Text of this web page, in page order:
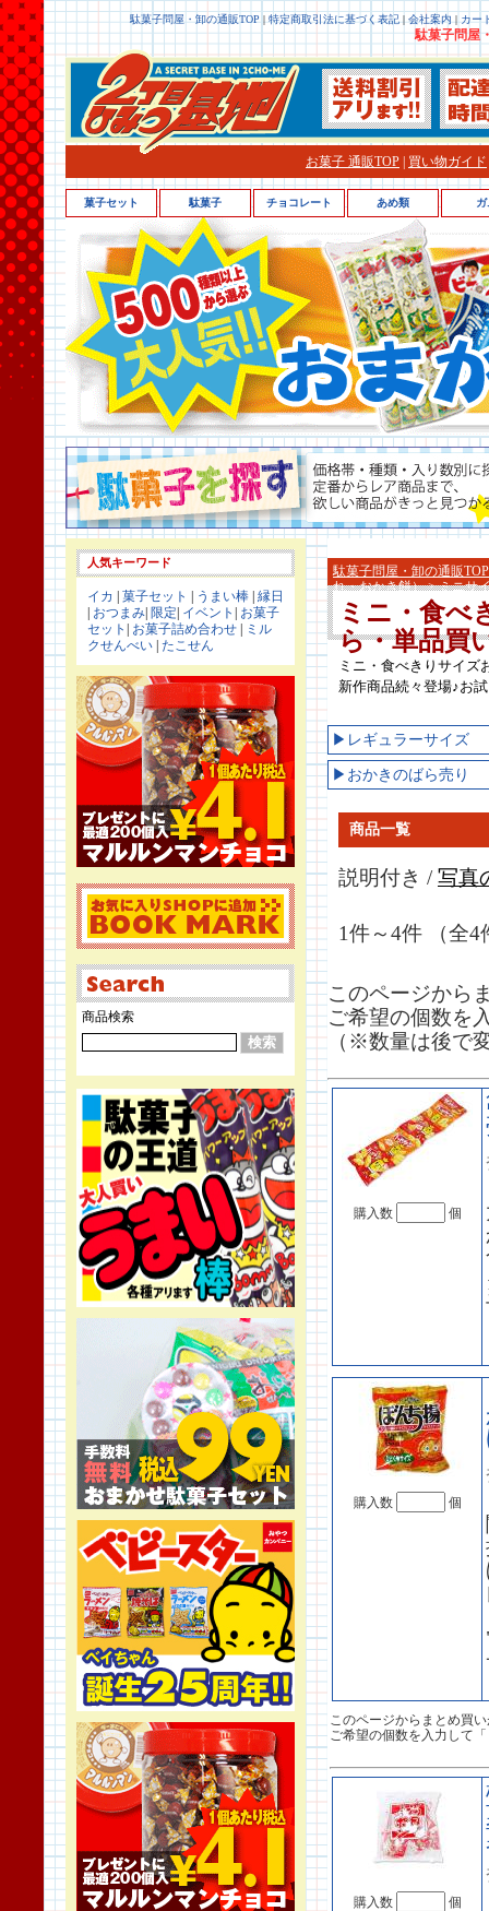
駄菓子問屋・卸の通販TOP | 特定商取引法に基づく表記 | 会社案内 | カー
駄菓子問屋
お菓子 通販TOP 買い物ガイド
人気キーワード
イカ 菓子セット うまい棒 縁日
おつまみ 限定 イベント
お菓子
セット
お菓子詰め合わせ
ミル
クせんべい たこせん
商品検索
駄菓子問屋・卸の通販TOP
れ・おかき餅）> ミニサ
ミニ・食べ
ら・単品買
ミニ・食べきりサイズ
新作商品続々登場♪お
▶レギュラーサイズ
▶おかきのばら売り
商品一覧
説明付き /写真
1件～4件 （全4
このページから
ご希望の個数を
（※数量は後で
購入数 個
購入数 個
このページからまとめ買
ご希望の個数を入力して
購入数 個